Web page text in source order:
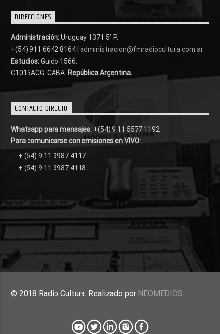
DIRECCIONES
Administración:Uruguay 1371 5° P.
+(54) 911 6642 8164 | administracion@fmradiocultura.com.ar
Estudios:Guido 1566.
C1016ACG. CABA. República Argentina.
CONTACTO DIRECTO
Whatsapp para mensajes: +(54) 9 11 5577 1192
Para comunicarse con emisiones en VIVO:
+ (54) 9 11 3987 4117
+ (54) 9 11 3987 4118
© 2018 Radio Cultura. Realizado por NEOMEDIOS